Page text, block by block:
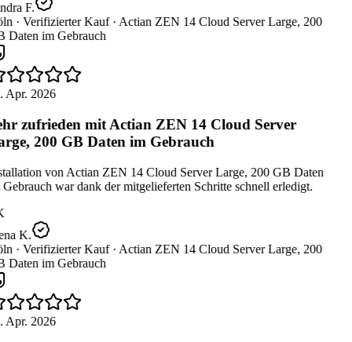
F.
· Verifizierter Kauf · Actian ZEN 14 Cloud Server Large, 200
Daten im Gebrauch
Apr. 2026
zufrieden mit Actian ZEN 14 Cloud Server
200 GB Daten im Gebrauch
von Actian ZEN 14 Cloud Server Large, 200 GB Daten
war dank der mitgelieferten Schritte schnell erledigt.
K.
· Verifizierter Kauf · Actian ZEN 14 Cloud Server Large, 200
Daten im Gebrauch
Apr. 2026